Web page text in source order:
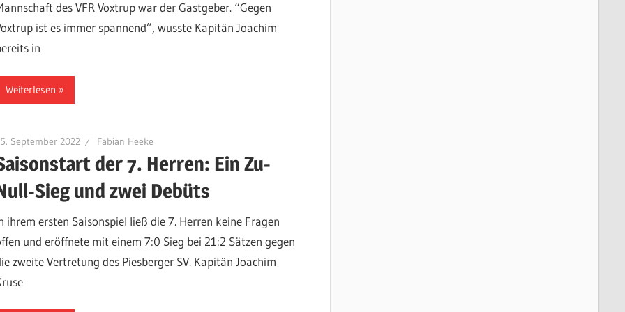
des VFR Voxtrup war der Gastgeber. “Gegen
ist es immer spannend”, wusste Kapitän Joachim
in
Weiterlesen
September 2022 Fabian Heeke
der 7. Herren: Ein Zu-
Sieg und zwei Debüts
ihrem ersten Saisonspiel ließ die 7. Herren keine Fragen
und eröffnete mit einem 7:0 Sieg bei 21:2 Sätzen gegen
zweite Vertretung des Piesberger SV. Kapitän Joachim